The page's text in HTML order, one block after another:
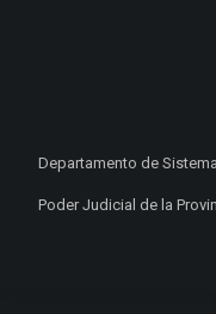
Departamento de
Poder Judicial de la